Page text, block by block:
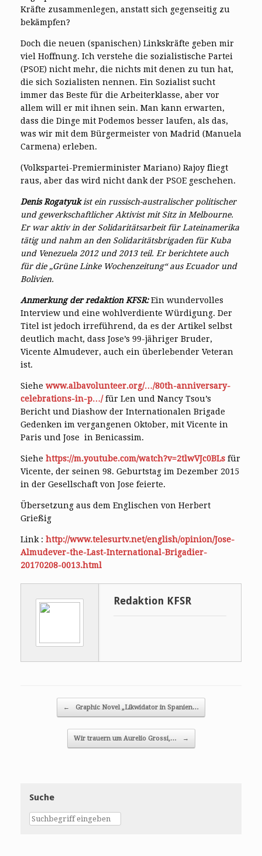
Kräfte zusammenlegen, anstatt sich gegenseitig zu
bekämpfen?
Doch die neuen (spanischen) Linkskräfte geben mir
viel Hoffnung. Ich verstehe die sozialistische Partei
(PSOE) nicht mehr, die nichts mit denen zu tun hat,
die sich Sozialisten nennen. Ein Sozialist sucht
immer das Beste für die Arbeiterklasse, aber vor
allem will er mit ihnen sein. Man kann erwarten,
dass die Dinge mit Podemos besser laufen, als das,
was wir mit dem Bürgermeister von Madrid (Manuela
Carmena) erleben.
(Volkspartei-Premierminister Mariano) Rajoy fliegt
raus, aber das wird nicht dank der PSOE geschehen.
Denis Rogatyukist ein russisch-australischer politischer
und gewerkschaftlicher Aktivist mit Sitz in Melbourne.
Er war aktiv in der Solidaritätsarbeit für Lateinamerika
tätig und nahm an den Solidaritätsbrigaden für Kuba
und Venezuela 2012 und 2013 teil. Er berichtete auch
für die „Grüne Linke Wochenzeitung“ aus Ecuador und
Bolivien.
Anmerkung der redaktion KFSR:Ein wundervolles
Interview und eine wohlverdiente Würdigung. Der
Titel ist jedoch irreführend, da es der Artikel selbst
deutlich macht, dass Jose’s 99-jähriger Bruder,
Vicente Almudever, auch ein überlebender Veteran
ist.
Siehe www.albavolunteer.org/…/80th-anniversary-
celebrations-in-p…/für Len und Nancy Tsou’s
Bericht und Diashow der Internationalen Brigade
Gedenken im vergangenen Oktober, mit Vicente in
Paris und Jose in Benicassim.
Siehe https://m.youtube.com/watch?v=2tlwVJc0BLs für
Vicente, der seinen 98. Geburtstag im Dezember 2015
in der Gesellschaft von Jose feierte.
Übersetzung aus dem Englischen von Herbert
Grießig
Link : http://www.telesurtv.net/english/opinion/Jose-
Almudever-the-Last-International-Brigadier-
20170208-0013.html
Redaktion KFSR
Post navigation
← Graphic Novel „Likwidator in Spanien…
Wir trauern um Aurelio Grossi,… →
Suche